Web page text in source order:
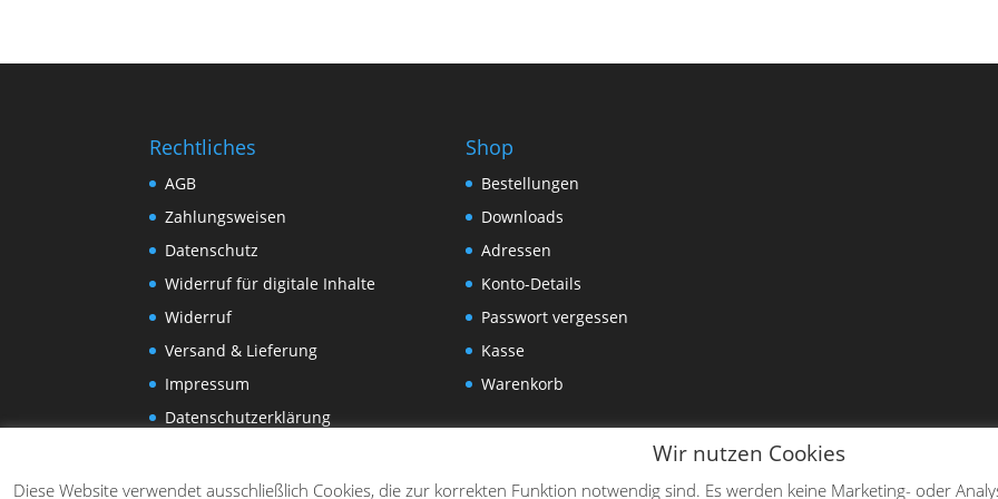
Rechtliches
AGB
Zahlungsweisen
Datenschutz
Widerruf für digitale Inhalte
Widerruf
Versand & Lieferung
Impressum
Datenschutzerklärung
Shop
Bestellungen
Downloads
Adressen
Konto-Details
Passwort vergessen
Kasse
Warenkorb
Wir nutzen Cookies
Diese Website verwendet ausschließlich Cookies, die zur korrekten Funktion notwendig sind. Es werden keine Marketing- oder